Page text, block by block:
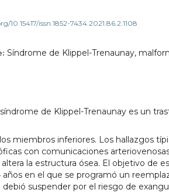
10.15417/issn.1852-7434.2021.86.2.1108
Síndrome de Klippel-Trenaunay,
síndrome de Klippel-Trenaunay es un
miembros inferiores. Los hallazgos
con comunicaciones
altera la estructura ósea. El objetivo de
en el que se programó un
debió suspender por el riesgo de